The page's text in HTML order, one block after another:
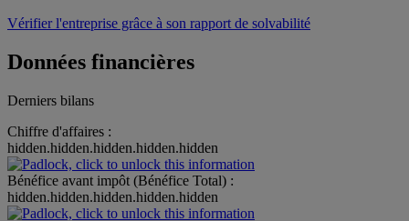
Vérifier l'entreprise grâce à son rapport de solvabilité
Données financières
Derniers bilans
Chiffre d'affaires :
hidden.hidden.hidden.hidden.hidden
Bénéfice avant impôt (Bénéfice Total) :
hidden.hidden.hidden.hidden.hidden